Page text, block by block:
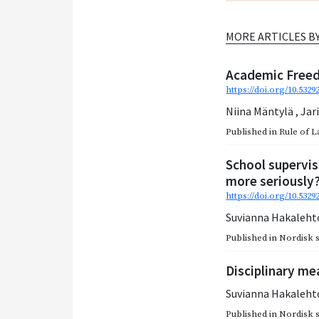
MORE ARTICLES
Academic
https://doi.org/
Niina Mäntylä,
Published inRule of
School
more
https://doi.org/
Suvianna
Published inNordisk
Disciplinary
Suvianna
Published inNordisk